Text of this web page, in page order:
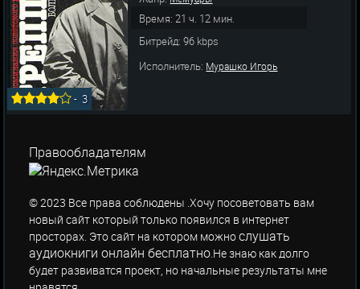
-3
Время: 21 ч. 12 мин.
Битрейд: 96 kbps
Исполнитель: Мурашко Игорь
Правообладателям
© 2023 Все права соблюдены .Хочу посоветовать вам
новый сайт который только появился в интернет
просторах. Это сайт на котором можнослушать
аудиокниги онлайн бесплатно.Не знаю как долго
будет развиватся проект, но начальные результаты мне